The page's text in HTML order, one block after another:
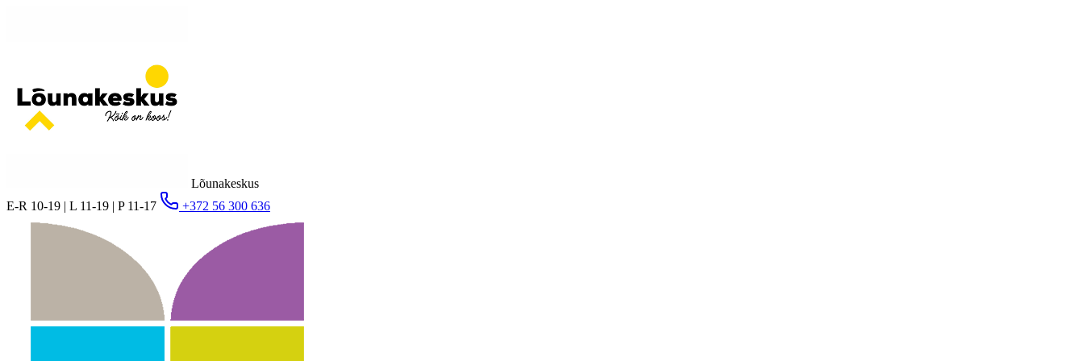
Lõunakeskus
E-R 10-19 | L 11-19 | P 11-17
+372 56 300 636